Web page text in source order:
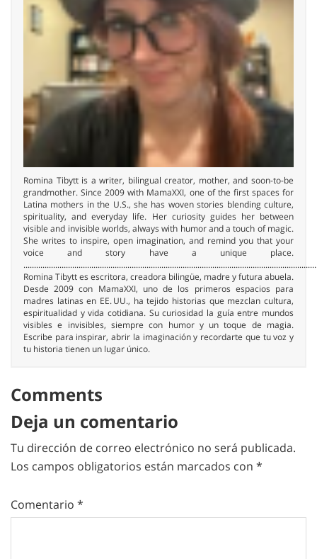
Romina Tibytt is a writer, bilingual creator, mother, and soon-to-be
grandmother. Since 2009 with MamaXXI, one of the first spaces for
Latina mothers in the U.S., she has woven stories blending culture,
spirituality, and everyday life. Her curiosity guides her between
visible and invisible worlds, always with humor and a touch of magic.
She writes to inspire, open imagination, and remind you that your
voice and story have a unique place.
Romina Tibytt es escritora, creadora bilingüe, madre y futura abuela.
Desde 2009 con MamaXXI, uno de los primeros espacios para
madres latinas en EE. UU., ha tejido historias que mezclan cultura,
espiritualidad y vida cotidiana. Su curiosidad la guía entre mundos
visibles e invisibles, siempre con humor y un toque de magia.
Escribe para inspirar, abrir la imaginación y recordarte que tu voz y
tu historia tienen un lugar único.
Comments
Deja un comentario
Tu dirección de correo electrónico no será publicada.
Los campos obligatorios están marcados con *
Comentario *